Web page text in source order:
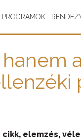
PROGRAMOK
elemzés,